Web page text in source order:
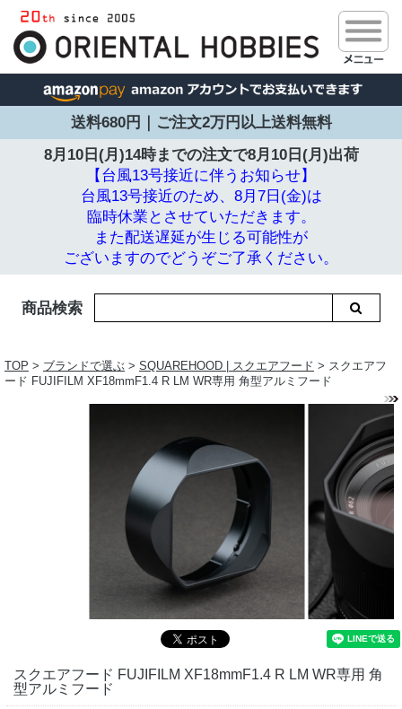
送料680円｜ご注文2万円以上送料無料
8月10日(月)14時までの注文で8月10日(月)出荷
【台風13号接近に伴うお知らせ】
台風13号接近のため、8月7日(金)は
臨時休業とさせていただきます。
また配送遅延が生じる可能性が
ございますのでどうぞご了承ください。
商品検索
TOP > ブランドで選ぶ > SQUAREHOOD | スクエアフード > スクエアフ
ード FUJIFILM XF18mmF1.4 R LM WR専用 角型アルミフード
スクエアフード FUJIFILM XF18mmF1.4 R LM WR専用 角
型アルミフード